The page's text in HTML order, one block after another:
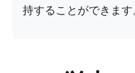
持することができます